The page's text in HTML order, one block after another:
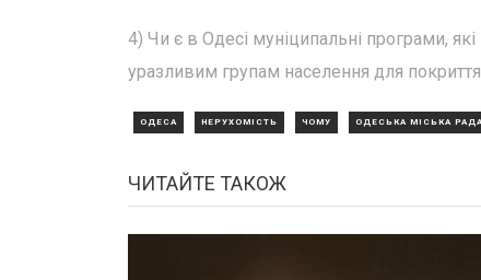
4) Чи є в Одесі муніципальні програми,
уразливим групам населення для
ОДЕСА НЕРУХОМІСТЬ ЧОМУ ОДЕСЬКА МІСЬКА
ЧИТАЙТЕ ТАКОЖ